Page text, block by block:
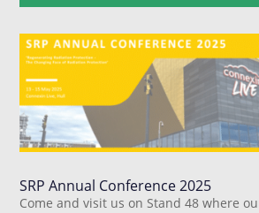
SRP Annual Conference 2025
Come and visit us on Stand 48 where